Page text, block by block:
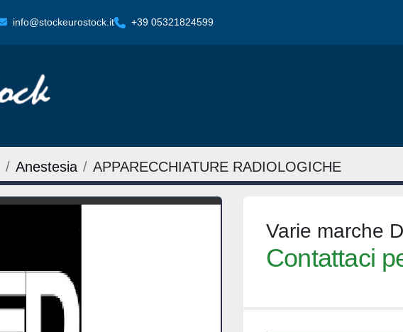
info@stockeurostock.it +39 05321824599
Anestesia APPARECCHIATURE RADIOLOGICHE
Varie marche
Contattaci